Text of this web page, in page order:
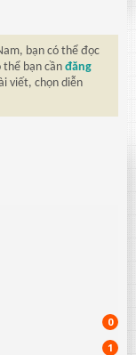
bạn có thể đọc
thể bạn cần đăng
viết, chọn diễn
0
1